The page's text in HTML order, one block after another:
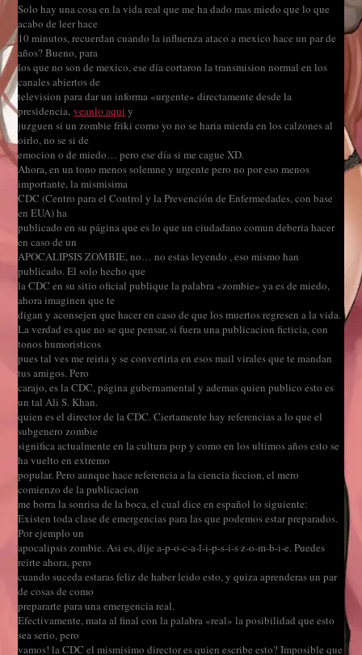
Solo hay una cosa en la vida real que me ha dado mas miedo que lo que
acabo de leer hace
10 minutos, recuerdan cuando la influenza ataco a mexico hace un par de
años? Bueno, para
los que no son de mexico, ese día cortaron la transmision normal en los
canales abiertos de
television para dar un informa «urgente» directamente desde la
presidencia,veanlo aqui y
juzguen si un zombie friki como yo no se haria mierda en los calzones al
oirlo, no se si de
emocion o de miedo… pero ese día si me cague XD.
Ahora, en un tono menos solemne y urgente pero no por eso menos
importante, la mismisima
CDC (Centro para el Control y la Prevención de Enfermedades, con base
en EUA) ha
publicado en su página que es lo que un ciudadano comun deberia hacer
en caso de un
APOCALIPSIS ZOMBIE, no… no estas leyendo , eso mismo han
publicado. El solo hecho que
la CDC en su sitio oficial publique la palabra «zombie» ya es de miedo,
ahora imaginen que te
digan y aconsejen que hacer en caso de que los muertos regresen a la vida.
La verdad es que no se que pensar, si fuera una publicacion ficticia, con
tonos humoristicos
pues tal ves me reiria y se convertiria en esos mail virales que te mandan
tus amigos. Pero
carajo, es la CDC, página gubernamental y ademas quien publico esto es
un tal Ali S. Khan.
quien es el director de la CDC. Ciertamente hay referencias a lo que el
subgenero zombie
significa actualmente en la cultura pop y como en los ultimos años esto se
ha vuelto en extremo
popular. Pero aunque hace referencia a la ciencia ficcion, el mero
comienzo de la publicacion
me borra la sonrisa de la boca, el cual dice en español lo siguiente:
Existen toda clase de emergencias para las que podemos estar preparados.
Por ejemplo un
apocalipsis zombie. Asi es, dije a-p-o-c-a-l-i-p-s-i-s z-o-m-b-i-e. Puedes
reirte ahora, pero
cuando suceda estaras feliz de haber leido esto, y quiza aprenderas un par
de cosas de como
prepararte para una emergencia real.
Efectivamente, mata al final con la palabra «real» la posibilidad que esto
sea serio, pero
vamos! la CDC el mismisimo director es quien escribe esto? Imposible que